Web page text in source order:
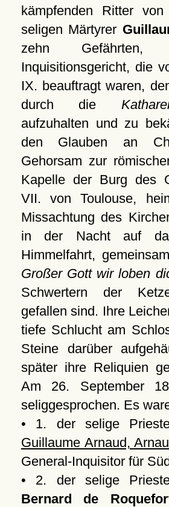
kämpfenden Ritter
seligen Märtyrer
zehn
Inquisitionsgericht, die
IX. beauftragt waren,
durch die
aufzuhalten und zu
den Glauben an
Gehorsam zur
Kapelle der Burg des
VII. von Toulouse,
Missachtung des
in der Nacht auf
Himmelfahrt,
Großer Gott wir loben
Schwertern der
gefallen sind. Ihre
tiefe Schlucht am
Steine darüber
später ihre Reliquien
Am 26. September
seliggesprochen. Es
• 1. der selige
Guillaume Arnaud,
General-Inquisitor für
• 2. der selige
Bernard de